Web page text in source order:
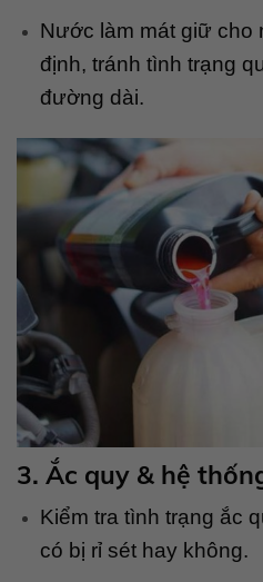
Nước làm mát giữ cho
định, tránh tình trạng
đường dài.
3. Ắc quy & hệ
Kiểm tra tình trạng ắc
có bị rỉ sét hay không.